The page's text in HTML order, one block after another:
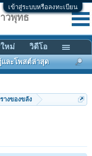
เข้าสู่ระบบหรือลงทะเบียน
างของขลัง
วพุทธ
และโพสต์ล่าสุด
หม่ วิดีโอ